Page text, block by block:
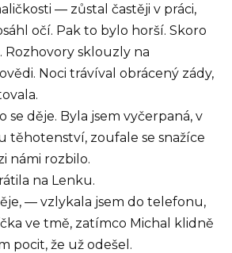
— zůstal častěji v práci,
očí. Pak to bylo horší. Skoro
Rozhovory sklouzly na
Noci trávíval obrácený zády,
se děje. Byla jsem vyčerpaná, v
těhotenství, zoufale se snažíce
námi rozbilo.
na Lenku.
— vzlykala jsem do telefonu,
ve tmě, zatímco Michal klidně
pocit, že už odešel.